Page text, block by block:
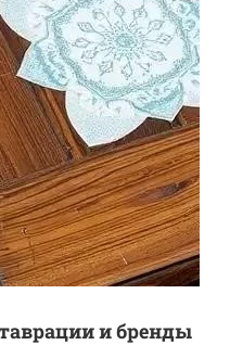
и бренды